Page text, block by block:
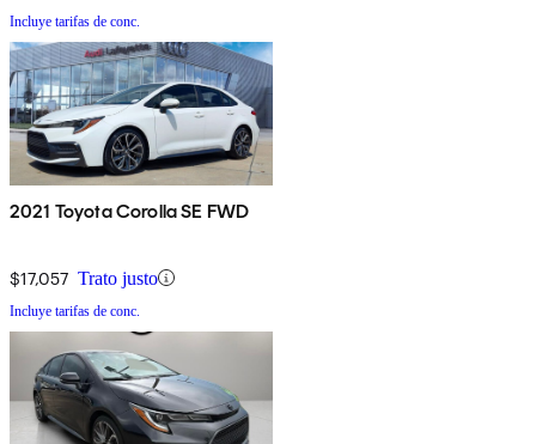
Incluye tarifas de conc.
2021 Toyota Corolla SE FWD
$17,057 Trato justo
Incluye tarifas de conc.